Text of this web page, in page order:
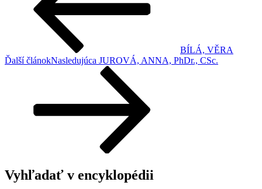
BÍLÁ, VĚRA
Ďalší článokNasledujúca JUROVÁ, ANNA, PhDr., CSc.
Vyhľadať v encyklopédii